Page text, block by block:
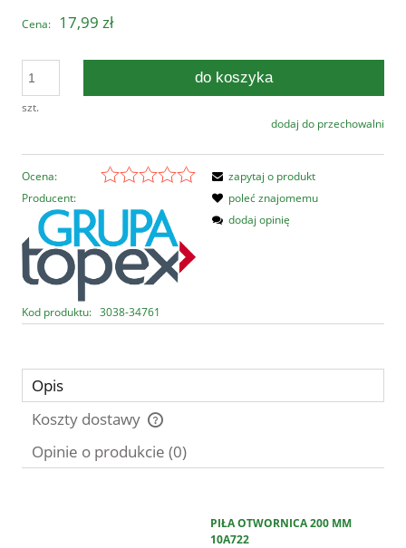
Cena: 17,99 zł
szt.
do koszyka
dodaj do przechowalni
Ocena:
Producent:
Kod produktu: 3038-34761
zapytaj o produkt
poleć znajomemu
dodaj opinię
Opis
Koszty dostawy
Cena nie zawiera ewentualnych kosztów płatności
Opinie o produkcie (0)
PIŁA OTWORNICA 200 MM
10A722